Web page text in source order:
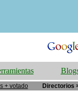
+ votado
Directorios